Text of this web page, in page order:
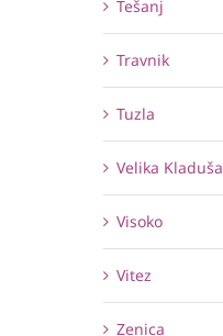
Tešanj
Travnik
Tuzla
Velika Kladuša
Visoko
Vitez
Zenica